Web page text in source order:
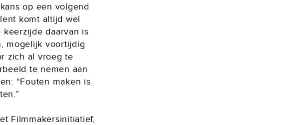
op een volgend
komt altijd wel
keerzijde daarvan is
mogelijk voortijdig
zich al vroeg te
te nemen aan
“Fouten maken is
Filmmakersinitiatief,